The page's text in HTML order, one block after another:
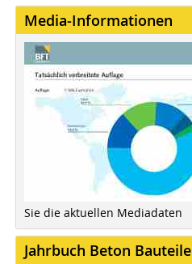
Media-Informationen
Sie die aktuellen Mediadaten
Jahrbuch Beton Bauteile